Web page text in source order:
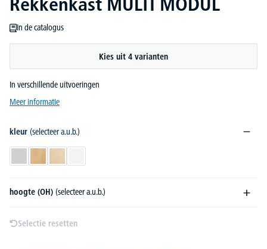
In de catalogus
Kies uit 4 varianten
In verschillende uitvoeringen
Meer informatie
kleur (selecteer a.u.b.)
hoogte (OH) (selecteer a.u.b.)
Selectie resetten